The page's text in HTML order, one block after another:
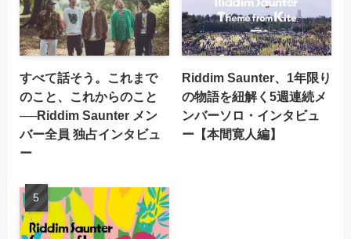
すべて話そう。これまで
のこと、これからのこと
──Riddim Saunter メン
バー全員 独占インタビュ
ー
Riddim Saunter、1年限り
の物語を紐解く5週連続メ
ンバーソロ・インタビュ
ー【本間寛人編】